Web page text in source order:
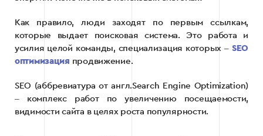
Как правило, люди заходят по первым ссылкам,
которые выдает поисковая система. Это работа и
усилия целой команды, специализация которых ‒ SEO
оптимизация продвижение.
SEO (аббревиатура от англ.Search Engine Optimization)
‒ комплекс работ по увеличению посещаемости,
видимости сайта в целях роста популярности.